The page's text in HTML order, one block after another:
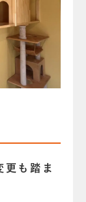
更も踏ま